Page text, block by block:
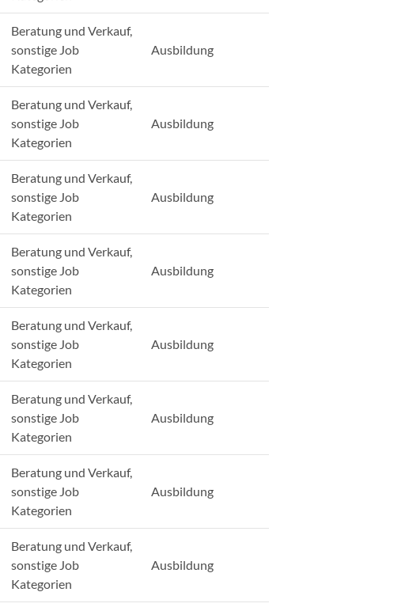
Beratung und Verkauf,
sonstige Job
Kategorien
Ausbildung
Beratung und Verkauf,
sonstige Job
Kategorien
Ausbildung
Beratung und Verkauf,
sonstige Job
Kategorien
Ausbildung
Beratung und Verkauf,
sonstige Job
Kategorien
Ausbildung
Beratung und Verkauf,
sonstige Job
Kategorien
Ausbildung
Beratung und Verkauf,
sonstige Job
Kategorien
Ausbildung
Beratung und Verkauf,
sonstige Job
Kategorien
Ausbildung
Beratung und Verkauf,
sonstige Job
Kategorien
Ausbildung